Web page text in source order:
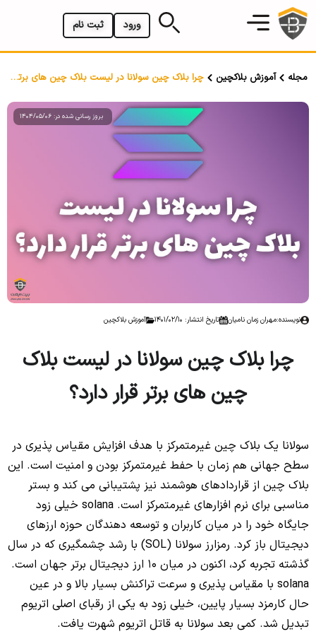
ثبت نام ورود
مجله آموزش بلاکچین چرا بلاک چین سولانا در لیست بلاک چین های برتر قرار دارد؟
بروز رسانی شده در: 1404/05/06
نویسنده:مهران زمان نامیان تاریخ انتشار: 1401/02/10 آموزش بلاکچین
چرا بلاک چین سولانا در لیست بلاک
چین های برتر قرار دارد؟
سولانا یک بلاک چین غیرمتمرکز با هدف افزایش مقیاس پذیری در
سطح جهانی هم زمان با حفط غیرمتمرکز بودن و امنیت است. این
بلاک چین از قراردادهای هوشمند نیز پشتیبانی می کند و بستر
مناسبی برای نرم افزارهای غیرمتمرکز است. solana خیلی زود
جایگاه خود را در میان کاربران و توسعه دهندگان حوزه ارزهای
دیجیتال باز کرد. رمزارز سولانا (SOL) با رشد چشمگیری که در سال
گذشته تجربه کرد، اکنون در میان 10 ارز دیجیتال برتر جهان است.
solana با مقیاس پذیری و سرعت تراکنش بسیار بالا و در عین
حال کارمزد بسیار پایین، خیلی زود به یکی از رقبای اصلی اتریوم
تبدیل شد. کمی بعد سولانا به قاتل اتریوم شهرت یافت.